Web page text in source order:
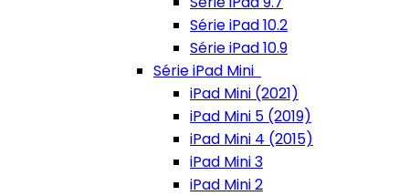
Série iPad 10.2
Série iPad 10.9
Série iPad Mini
iPad Mini (2021)
iPad Mini 5 (2019)
iPad Mini 4 (2015)
iPad Mini 3
iPad Mini 2